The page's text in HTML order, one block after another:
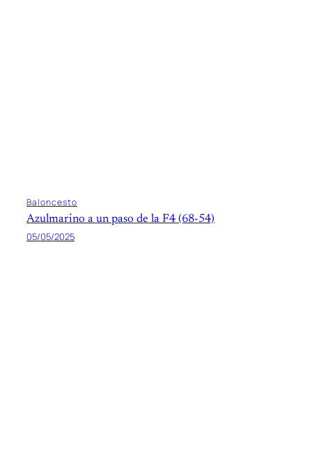
Baloncesto
Azulmarino a un paso de la F4 (68-54)
05/05/2025